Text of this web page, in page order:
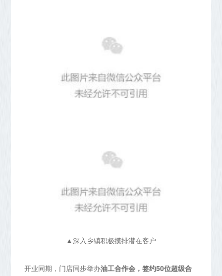
▲深入乡镇积极摸排潜在客户
开业同期，门店同步举办油工合作会，签约50位超级合